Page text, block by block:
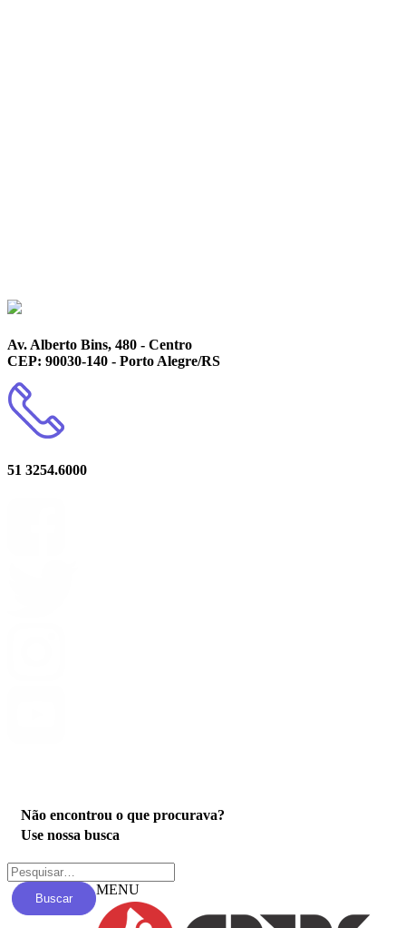
Av. Alberto Bins, 480 - Centro
CEP: 90030-140 - Porto Alegre/RS
51 3254.6000
Não encontrou o que procurava?
Use nossa busca
Buscar
MENU